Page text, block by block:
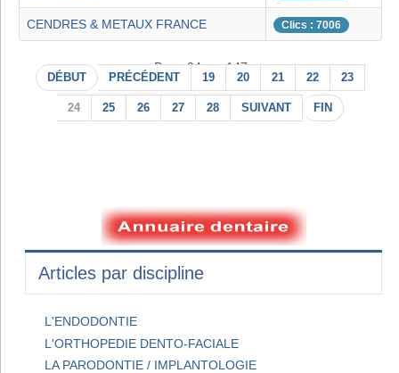
CENDRES & METAUX FRANCE Clics : 7006
Page 24 sur 147
DÉBUT PRÉCÉDENT 19 20 21 22 23
24 25 26 27 28 SUIVANT FIN
Articles par discipline
L'ENDODONTIE
L'ORTHOPEDIE DENTO-FACIALE
LA PARODONTIE / IMPLANTOLOGIE